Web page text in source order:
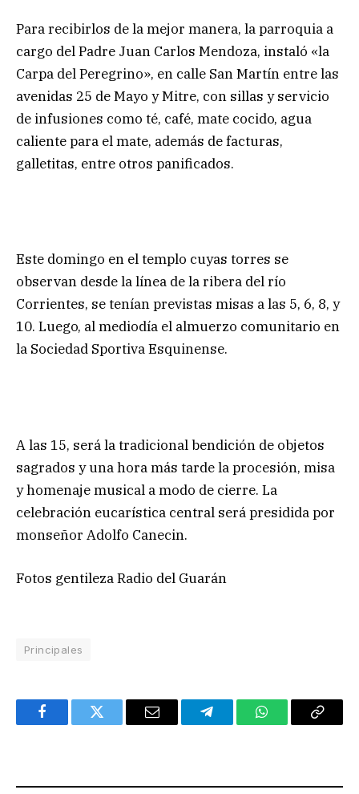
Para recibirlos de la mejor manera, la parroquia a
cargo del Padre Juan Carlos Mendoza, instaló «la
Carpa del Peregrino», en calle San Martín entre las
avenidas 25 de Mayo y Mitre, con sillas y servicio
de infusiones como té, café, mate cocido, agua
caliente para el mate, además de facturas,
galletitas, entre otros panificados.
Este domingo en el templo cuyas torres se
observan desde la línea de la ribera del río
Corrientes, se tenían previstas misas a las 5, 6, 8, y
10. Luego, al mediodía el almuerzo comunitario en
la Sociedad Sportiva Esquinense.
A las 15, será la tradicional bendición de objetos
sagrados y una hora más tarde la procesión, misa
y homenaje musical a modo de cierre. La
celebración eucarística central será presidida por
monseñor Adolfo Canecin.
Fotos gentileza Radio del Guarán
Principales
FacebookTwitter Email TelegramWhatsAppCopy